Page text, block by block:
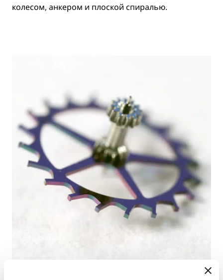
колесом, анкером и плоской спиралью.